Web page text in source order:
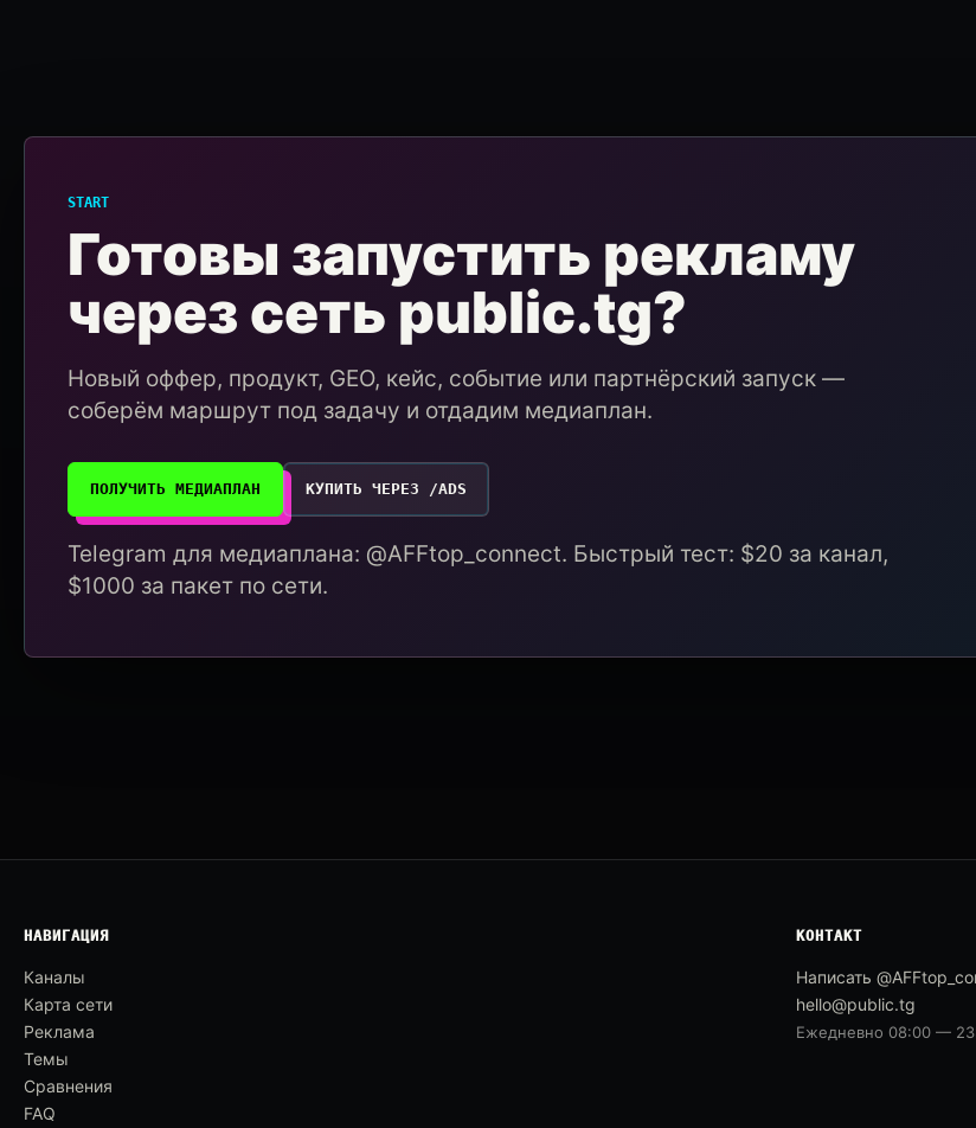
START
Готовы запустить рекламу
через сеть public.tg?
Новый оффер, продукт, GEO, кейс, событие или партнёрский запуск —
соберём маршрут под задачу и отдадим медиаплан.
ПОЛУЧИТЬ МЕДИАПЛАН КУПИТЬ ЧЕРЕЗ /ADS
Telegram для медиаплана: @AFFtop_connect. Быстрый тест: $20 за канал,
$1000 за пакет по сети.
НАВИГАЦИЯ
Каналы
Карта сети
Реклама
Темы
Сравнения
FAQ
КОНТАКТ
Написать
hello@public.tg
Ежедневно 08:00 —